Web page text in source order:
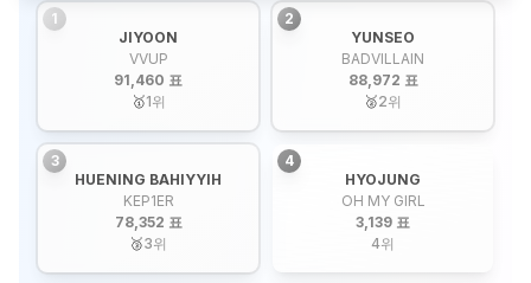
1
JIYOON
VVUP
91,460 표
🥇1위
2
YUNSEO
BADVILLAIN
88,972 표
🥈2위
3
HUENING BAHIYYIH
KEP1ER
78,352 표
🥉3위
4
HYOJUNG
OH MY GIRL
3,139 표
4위